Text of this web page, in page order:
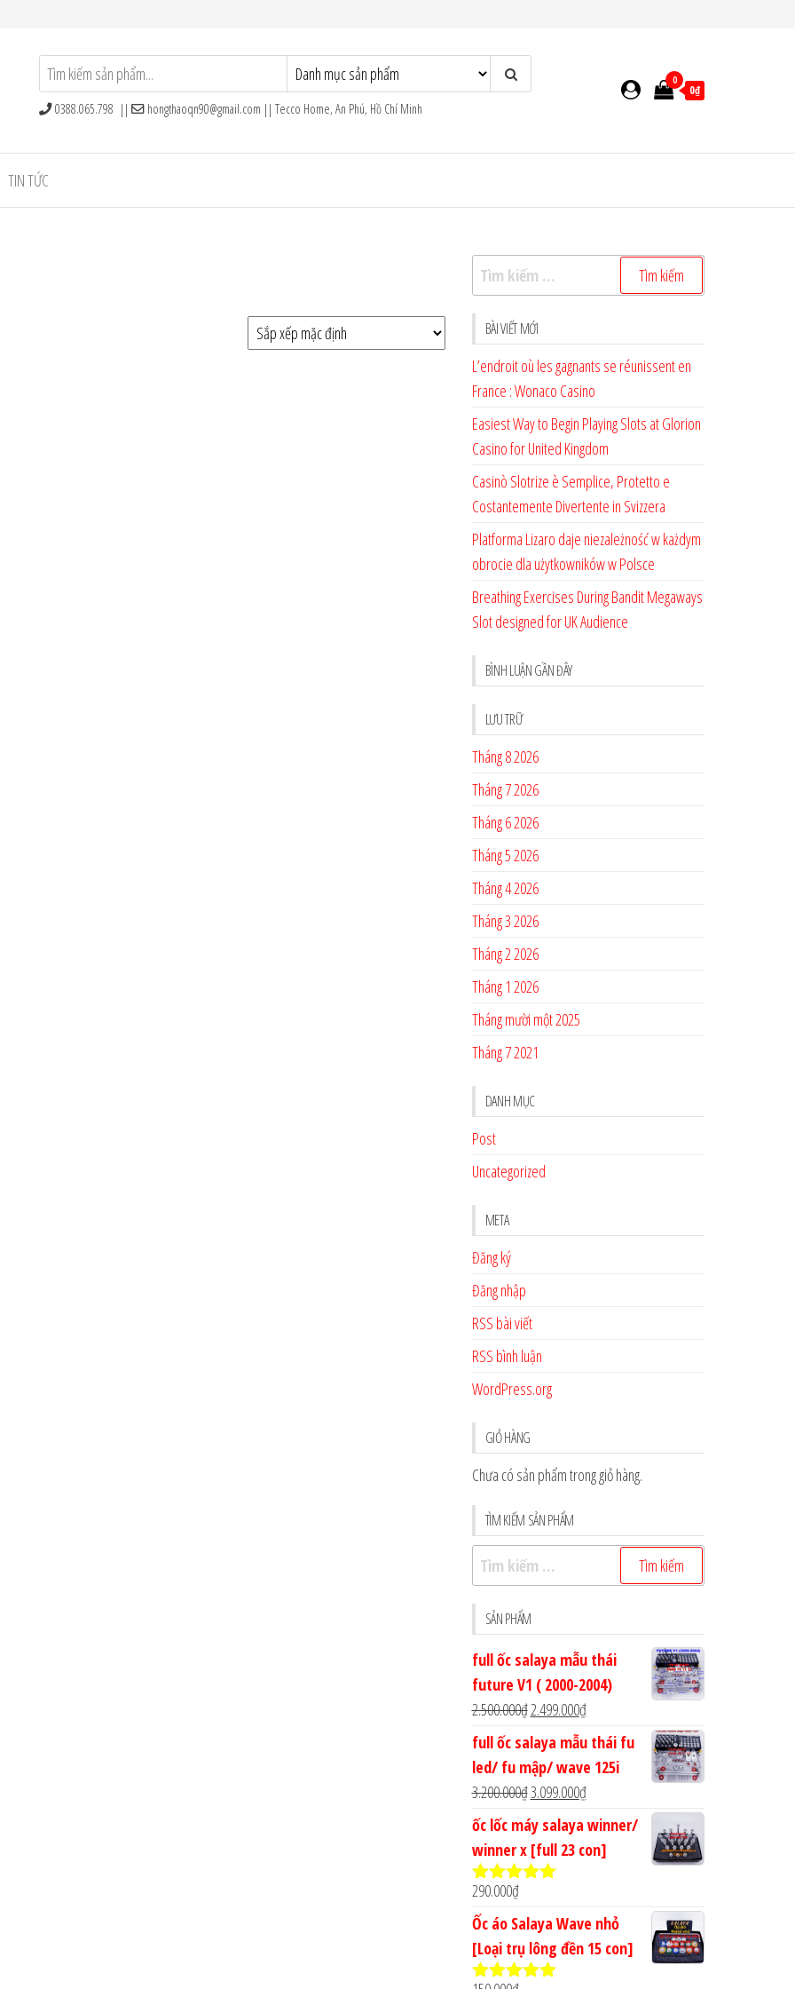
0388.065.798 || hongthaoqn90@gmail.com || Tecco Home, An Phú, Hồ Chí Minh
0
0₫
TIN TỨC
Tìm
kiếm
cho:
BÀI VIẾT MỚI
L’endroit où les gagnants se réunissent en
France : Wonaco Casino
Easiest Way to Begin Playing Slots at Glorion
Casino for United Kingdom
Casinò Slotrize è Semplice, Protetto e
Costantemente Divertente in Svizzera
Platforma Lizaro daje niezależność w każdym
obrocie dla użytkowników w Polsce
Breathing Exercises During Bandit Megaways
Slot designed for UK Audience
BÌNH LUẬN GẦN ĐÂY
LƯU TRỮ
Tháng 8 2026
Tháng 7 2026
Tháng 6 2026
Tháng 5 2026
Tháng 4 2026
Tháng 3 2026
Tháng 2 2026
Tháng 1 2026
Tháng mười một 2025
Tháng 7 2021
DANH MỤC
Post
Uncategorized
META
Đăng ký
Đăng nhập
RSS bài viết
RSS bình luận
WordPress.org
GIỎ HÀNG
Chưa có sản phẩm trong giỏ hàng.
TÌM KIẾM SẢN PHẨM
Tìm
kiếm
cho:
SẢN PHẨM
full ốc salaya mẫu thái
future V1 ( 2000-2004)
2.500.000₫Giá
gốc
là:
2.500.000₫.
2.499.000₫Giá
hiện
tại
là:
full ốc salaya mẫu thái fu
led/ fu mập/ wave 125i
3.200.000₫Giá
gốc
là:
3.200.000₫.
3.099.000₫Giá
hiện
ốc lốc máy salaya winner/
winner x [full 23 con]
Được xếp
hạng
sao
290.000₫
Ốc áo Salaya Wave nhỏ
[Loại trụ lông đền 15 con]